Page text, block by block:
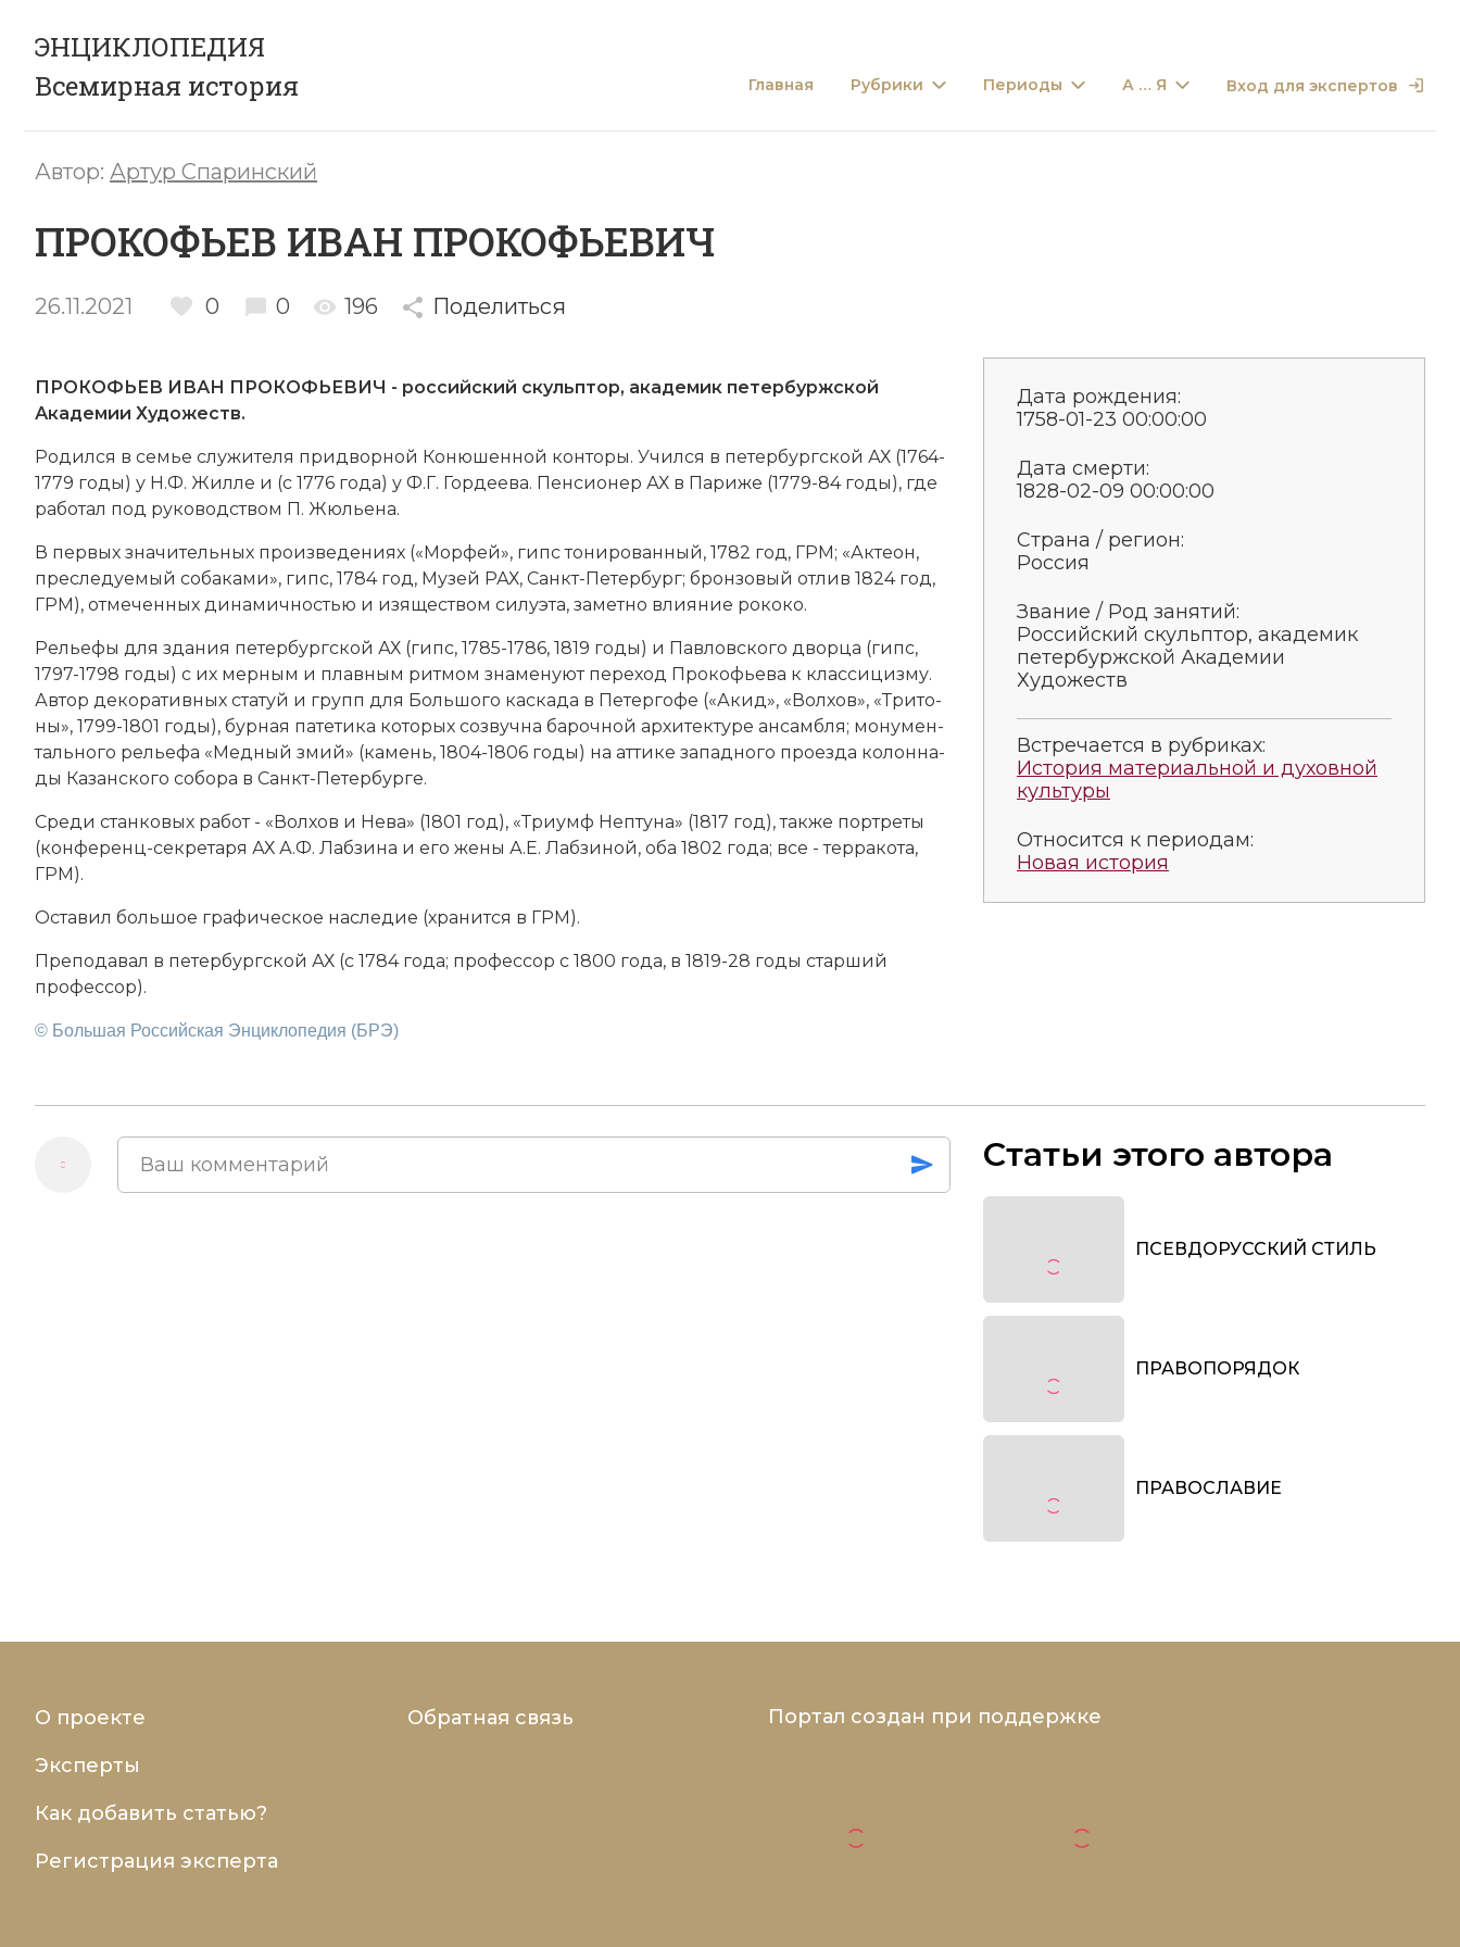
ЭНЦИКЛОПЕДИЯ
Всемирная история
Главная Рубрики Периоды А … Я Вход для экспертов
Автор: Артур Спаринский
ПРОКОФЬЕВ ИВАН ПРОКОФЬЕВИЧ
26.11.2021 0 0 196 Поделиться
ПРОКОФЬЕВ ИВАН ПРОКОФЬЕВИЧ - российский скульп­тор, ака­де­мик пе­тербуржской
Академии Художеств.
Ро­дил­ся в се­мье слу­жи­те­ля при­двор­ной Ко­ню­шен­ной кон­то­ры. Учил­ся в пе­тербургской АХ (1764-
1779 годы) у Н.Ф. Жил­ле и (с 1776 года) у Ф.Г. Гор­дее­ва. Пен­сио­нер АХ в Па­ри­же (1779-84 годы), где
ра­бо­тал под руководством П. Жюль­е­на.
В пер­вых зна­чительных про­из­ве­де­ни­ях («Мор­фей», гипс то­ни­ро­ван­ный, 1782 год, ГРМ; «Ак­те­он,
пре­сле­дуе­мый со­ба­ка­ми», гипс, 1784 год, Му­зей РАХ, Санкт-Пе­тер­бург; брон­зо­вый от­лив 1824 год,
ГРМ), от­ме­чен­ных ди­на­мич­но­стью и изя­ще­ст­вом си­лу­эта, за­мет­но влия­ние ро­ко­ко.
Рель­е­фы для зда­ния пе­тербургской АХ (гипс, 1785-1786, 1819 годы) и Пав­лов­ско­го двор­ца (гипс,
1797-1798 годы) с их мер­ным и плав­ным рит­мом зна­ме­ну­ют пе­ре­ход Прокофьева к клас­си­циз­му.
Ав­тор де­ко­ра­тив­ных ста­туй и групп для Боль­шо­го кас­ка­да в Пе­тер­го­фе («Акид», «Вол­хов», «Три­то­
ны», 1799-1801 годы), бур­ная па­те­ти­ка ко­то­рых со­звуч­на ба­роч­ной ар­хи­тек­ту­ре ан­самб­ля; мо­ну­мен­
таль­но­го рель­е­фа «Мед­ный змий» (ка­мень, 1804-1806 годы) на ат­ти­ке западного про­ез­да ко­лон­на­
ды Ка­зан­ско­го со­бо­ра в Санкт-Пе­тер­бур­ге.
Сре­ди стан­ко­вых ра­бот - «Вол­хов и Не­ва» (1801 год), «Три­умф Неп­ту­на» (1817 год), так­же порт­ре­ты
(кон­фе­ренц-сек­ре­та­ря АХ А.Ф. Лаб­зи­на и его же­ны А.Е. Лаб­зи­ной, оба 1802 года; все - тер­ра­ко­та,
ГРМ).
Ос­та­вил боль­шое гра­фическое на­сле­дие (хра­нит­ся в ГРМ).
Пре­по­да­вал в пе­тербургской АХ (с 1784 года; профессор с 1800 года, в 1819-28 годы стар­ший
профессор).
© Большая Российская Энциклопедия (БРЭ)
Дата рождения:
1758-01-23 00:00:00
Дата смерти:
1828-02-09 00:00:00
Страна / регион:
Россия
Звание / Род занятий:
Российский скульп­тор, ака­де­мик
пе­тербуржской Академии
Художеств
Встречается в рубриках:
История материальной и духовной
культуры
Относится к периодам:
Новая история
Статьи этого автора
ПСЕВДОРУССКИЙ СТИЛЬ
ПРАВОПОРЯДОК
ПРАВОСЛАВИЕ
О проекте
Эксперты
Как добавить статью?
Регистрация эксперта
Обратная связь Портал создан при поддержке